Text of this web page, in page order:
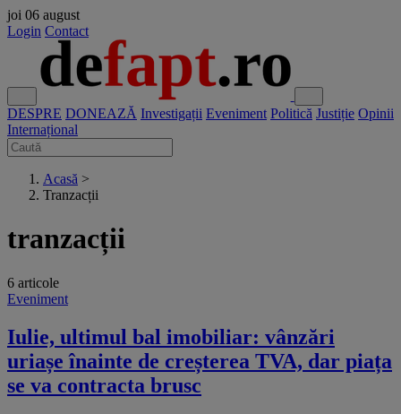
joi 06 august
Login Contact
DESPRE DONEAZĂ Investigații Eveniment Politică Justiție Opinii
Internațional
Acasă >
Tranzacții
tranzacții
6 articole
Eveniment
Iulie, ultimul bal imobiliar: vânzări
uriașe înainte de creșterea TVA, dar piața
se va contracta brusc